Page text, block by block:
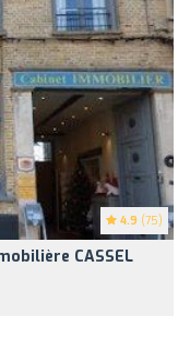
4.9 (75)
CASSEL